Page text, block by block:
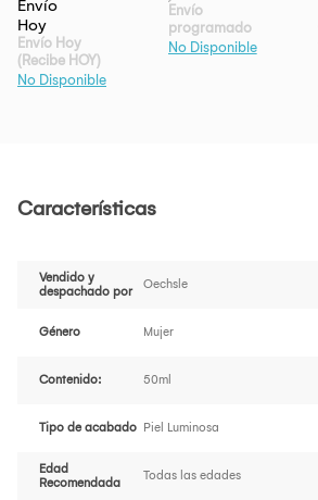
Envío Hoy
(Recibe HOY)
No Disponible
Envío
programado
No Disponible
Características
Vendido y
despachado por
Oechsle
Género Mujer
Contenido: 50ml
Tipo de acabado Piel Luminosa
Edad
Recomendada
Todas las edades